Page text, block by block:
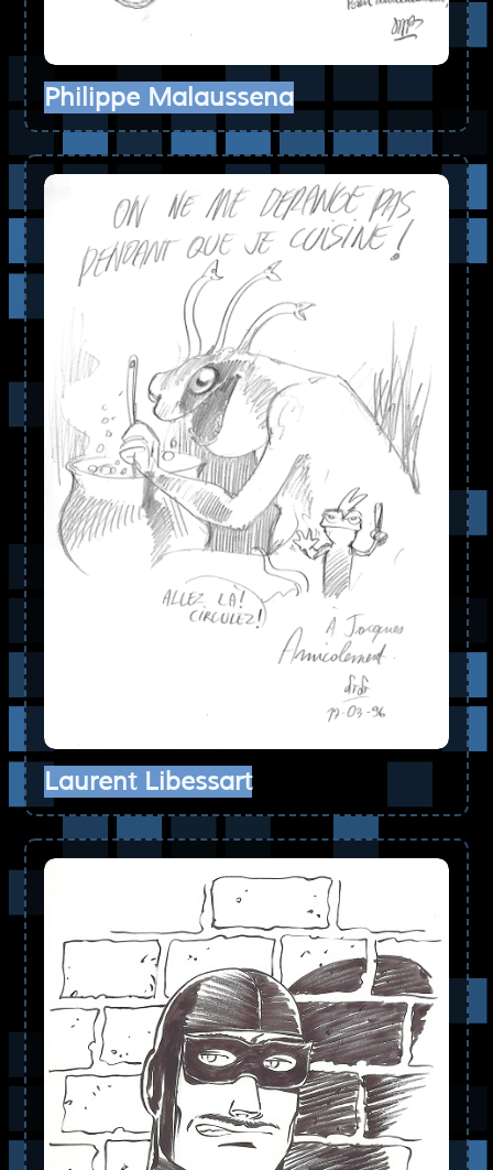
Philippe Malaussena
Laurent Libessart